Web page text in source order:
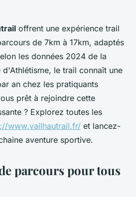
offrent une expérience trail
de 7km à 17km, adaptés
les données 2024 de la
d'Athlétisme, le trail connaît une
an chez les pratiquants
prêt à rejoindre cette
? Explorez toutes les
www.vailhautrail.fr/ et lancez-
aventure sportive.
parcours pour tous